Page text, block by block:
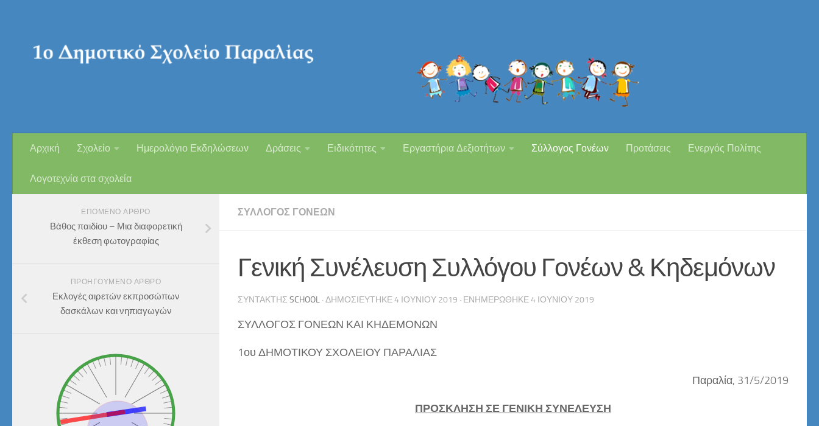
Αρχική Σχολείο Ημερολόγιο Εκδηλώσεων Δράσεις Ειδικότητες Εργαστήρια Δεξιοτήτων Σύλλογος Γονέων Προτάσεις Ενεργός Πολίτης
Λογοτεχνία στα σχολεία
ΣΎΛΛΟΓΟΣ ΓΟΝΈΩΝ
Γενική Συνέλευση Συλλόγου Γονέων & Κηδεμόνων
ΣΥΝΤΆΚΤΗΣ SCHOOL · ΔΗΜΟΣΙΕΎΤΗΚΕ4 ΙΟΥΝΊΟΥ 2019 · ΕΝΗΜΕΡΏΘΗΚΕ4 ΙΟΥΝΊΟΥ 2019
ΣΥΛΛΟΓΟΣ ΓΟΝΕΩΝ ΚΑΙ ΚΗΔΕΜΟΝΩΝ
1ου ΔΗΜΟΤΙΚΟΥ ΣΧΟΛΕΙΟΥ ΠΑΡΑΛΙΑΣ
Παραλία, 31/5/2019
ΠΡΟΣΚΛΗΣΗ ΣΕ ΓΕΝΙΚΗ ΣΥΝΕΛΕΥΣΗ
ΕΠΌΜΕΝΟ ΆΡΘΡΟ
Βάθος παιδίου – Μια διαφορετική
έκθεση φωτογραφίας
ΠΡΟΗΓΟΎΜΕΝΟ ΆΡΘΡΟ
Εκλογές αιρετών εκπροσώπων
δασκάλων και νηπιαγωγών